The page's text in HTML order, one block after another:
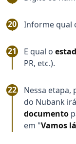
Informe qual
E qual o
PR, etc.).
Nessa etapa,
do Nubank
documento
em "Vamos lá